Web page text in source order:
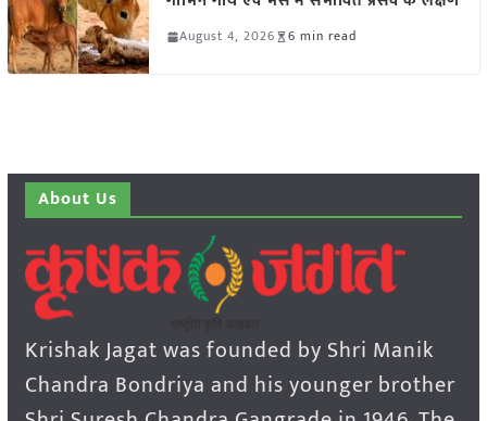
August 4, 2026 6 min read
About Us
Krishak Jagat was founded by Shri Manik
Chandra Bondriya and his younger brother